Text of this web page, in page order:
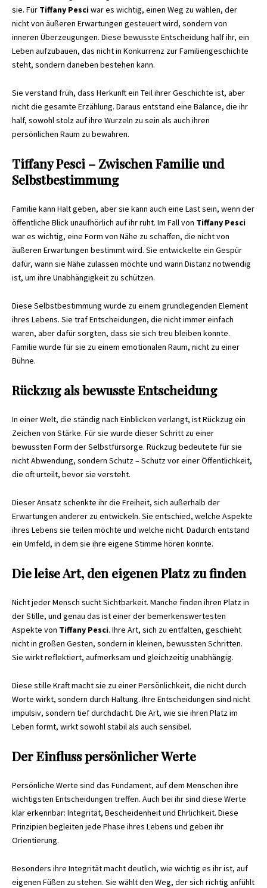
sie. Für Tiffany Pesciwar es wichtig, einen Weg zu wählen, der
nicht von äußeren Erwartungen gesteuert wird, sondern von
inneren Überzeugungen. Diese bewusste Entscheidung half ihr, ein
Leben aufzubauen, das nicht in Konkurrenz zur Familiengeschichte
steht, sondern daneben bestehen kann.
Sie verstand früh, dass Herkunft ein Teil ihrer Geschichte ist, aber
nicht die gesamte Erzählung. Daraus entstand eine Balance, die ihr
half, sowohl stolz auf ihre Wurzeln zu sein als auch ihren
persönlichen Raum zu bewahren.
Tiffany Pesci – Zwischen Familie und
Selbstbestimmung
Familie kann Halt geben, aber sie kann auch eine Last sein, wenn der
öffentliche Blick unaufhörlich auf ihr ruht. Im Fall von Tiffany Pesci
war es wichtig, eine Form von Nähe zu schaffen, die nicht von
äußeren Erwartungen bestimmt wird. Sie entwickelte ein Gespür
dafür, wann sie Nähe zulassen möchte und wann Distanz notwendig
ist, um ihre Unabhängigkeit zu schützen.
Diese Selbstbestimmung wurde zu einem grundlegenden Element
ihres Lebens. Sie traf Entscheidungen, die nicht immer einfach
waren, aber dafür sorgten, dass sie sich treu bleiben konnte.
Familie wurde für sie zu einem emotionalen Raum, nicht zu einer
Bühne.
Rückzug als bewusste Entscheidung
In einer Welt, die ständig nach Einblicken verlangt, ist Rückzug ein
Zeichen von Stärke. Für sie wurde dieser Schritt zu einer
bewussten Form der Selbstfürsorge. Rückzug bedeutete für sie
nicht Abwendung, sondern Schutz – Schutz vor einer Öffentlichkeit,
die oft urteilt, bevor sie versteht.
Dieser Ansatz schenkte ihr die Freiheit, sich außerhalb der
Erwartungen anderer zu entwickeln. Sie entschied, welche Aspekte
ihres Lebens sie teilen möchte und welche nicht. Dadurch entstand
ein Umfeld, in dem sie ihre eigene Stimme hören konnte.
Die leise Art, den eigenen Platz zu finden
Nicht jeder Mensch sucht Sichtbarkeit. Manche finden ihren Platz in
der Stille, und genau das ist einer der bemerkenswertesten
Aspekte von Tiffany Pesci. Ihre Art, sich zu entfalten, geschieht
nicht in großen Gesten, sondern in kleinen, bewussten Schritten.
Sie wirkt reflektiert, aufmerksam und gleichzeitig unabhängig.
Diese stille Kraft macht sie zu einer Persönlichkeit, die nicht durch
Worte wirkt, sondern durch Haltung. Ihre Entscheidungen sind nicht
impulsiv, sondern tief durchdacht. Die Art, wie sie ihren Platz im
Leben formt, wirkt sowohl stabil als auch sensibel.
Der Einfluss persönlicher Werte
Persönliche Werte sind das Fundament, auf dem Menschen ihre
wichtigsten Entscheidungen treffen. Auch bei ihr sind diese Werte
klar erkennbar: Integrität, Bescheidenheit und Ehrlichkeit. Diese
Prinzipien begleiten jede Phase ihres Lebens und geben ihr
Orientierung.
Besonders ihre Integrität macht deutlich, wie wichtig es ihr ist, auf
eigenen Füßen zu stehen. Sie wählt den Weg, der sich richtig anfühlt